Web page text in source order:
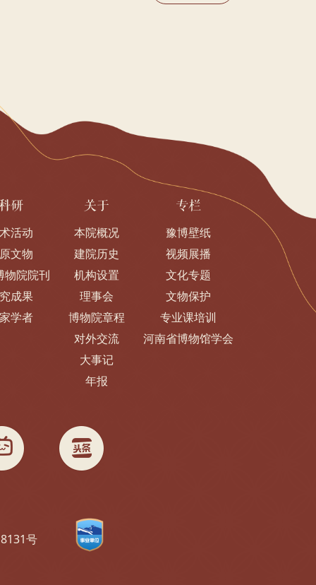
研
活动
文物
物院院刊
成果
学者
关于
本院概况
建院历史
机构设置
理事会
博物院章程
对外交流
大事记
年报
专栏
豫博壁纸
视频展播
文化专题
文物保护
专业课培训
河南省博物馆学会
号